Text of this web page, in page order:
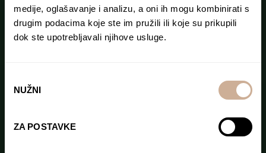
medije, oglašavanje i analizu, a oni ih mogu kombinirati s
drugim podacima koje ste im pružili ili koje su prikupili
dok ste upotrebljavali njihove usluge.
pristanka
NUŽNI
ZA POSTAVKE